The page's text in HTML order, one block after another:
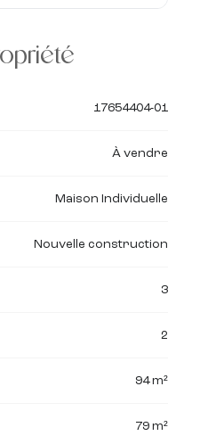
17654404-01
À vendre
Maison Individuelle
Nouvelle construction
3
2
94 m²
79 m²